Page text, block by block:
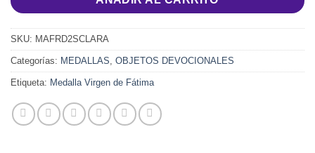
SKU: MAFRD2SCLARA
Categorías: MEDALLAS OBJETOS DEVOCIONALES
Etiqueta: Medalla Virgen de Fátima